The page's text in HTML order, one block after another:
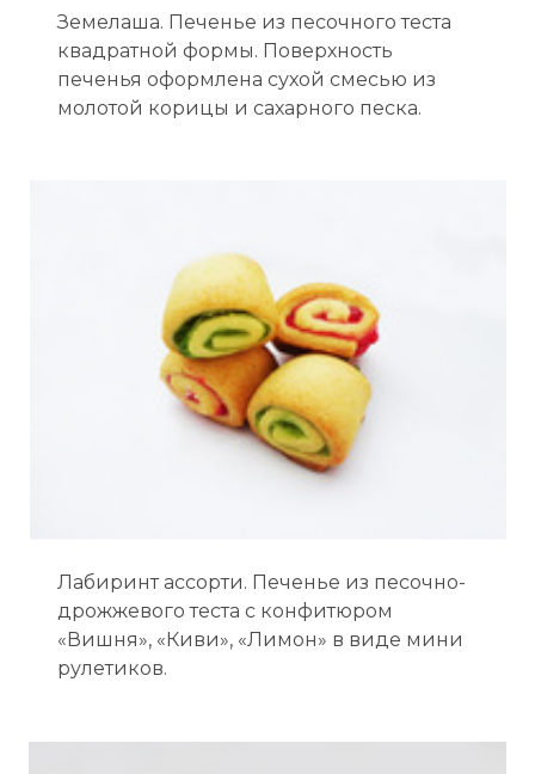
Земелаша. Печенье из песочного теста
квадратной формы. Поверхность
печенья оформлена сухой смесью из
молотой корицы и сахарного песка.
Лабиринт ассорти. Печенье из песочно-
дрожжевого теста с конфитюром
«Вишня», «Киви», «Лимон» в виде мини
рулетиков.